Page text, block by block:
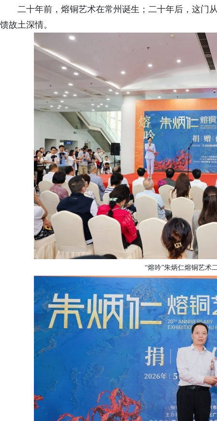
二十年前，熔铜艺术在常州诞生 ；二十年后，这门
馈故土深情。
“熔吟”朱炳仁熔铜艺术